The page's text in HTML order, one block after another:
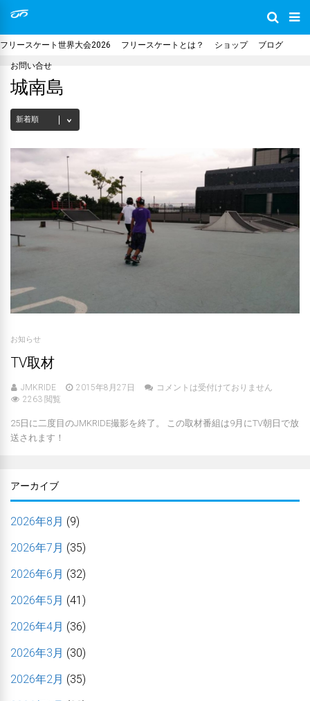
フリースケート世界大会2026 フリースケートとは？ ショップ ブログ
お問い合せ
城南島
お知らせ
TV取材
JMKRIDE 2015年8月27日
コメントは受付けておりません
2263 閲覧
25日に二度目のJMKRIDE撮影を終了。 この取材番組は9月にTV朝日で放
送されます！
アーカイブ
2026年8月 (9)
2026年7月 (35)
2026年6月 (32)
2026年5月 (41)
2026年4月 (36)
2026年3月 (30)
2026年2月 (35)